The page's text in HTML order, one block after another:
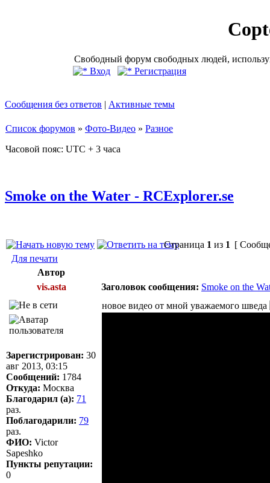
Свободный форум свободных людей,
Вход
Регистрация
Сообщения без ответов | Активные темы
Список форумов » Фото-Видео » Разное
Часовой пояс: UTC + 3 часа
Smoke on the Water - RCExplorer.se
Страница 1 из 1 [
Для печати
Автор
vis.asta
Заголовок сообщения: Smoke on the
Зарегистрирован: 30
авг 2013, 03:15
Сообщений: 1784
Откуда: Москва
Благодарил (а): 71
раз.
Поблагодарили: 79
раз.
ФИО: Victor
Sapeshko
Пункты репутации:
0
новое видео от мной уважаемого шведа